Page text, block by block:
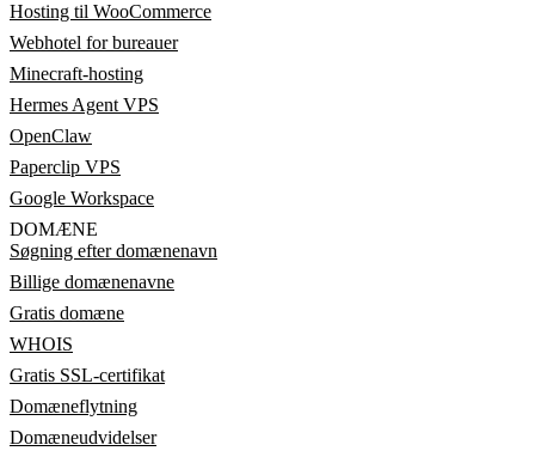
Hosting til WooCommerce
Webhotel for bureauer
Minecraft-hosting
Hermes Agent VPS
OpenClaw
Paperclip VPS
Google Workspace
DOMÆNE
Søgning efter domænenavn
Billige domænenavne
Gratis domæne
WHOIS
Gratis SSL-certifikat
Domæneflytning
Domæneudvidelser